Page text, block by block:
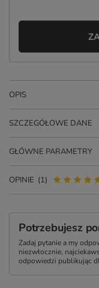
OPIS
SZCZEGÓŁOWE DANE
GŁÓWNE PARAMETRY
OPINIE (1)
Potrzebujesz
Zadaj pytanie a my
niezwłocznie,
odpowiedzi publikując